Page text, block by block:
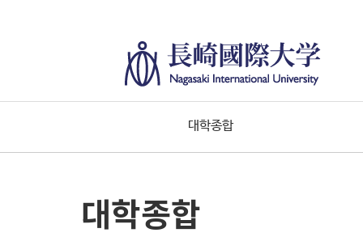
대학종합
대학종합